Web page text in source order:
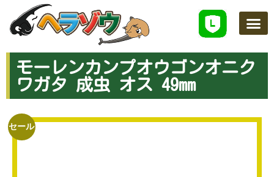
モーレンカンプオウゴンオニク
ワガタ 成虫 オス 49mm
セール